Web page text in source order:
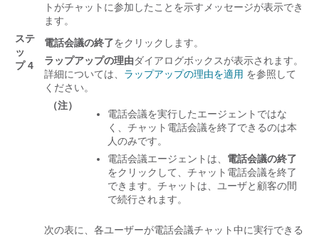
トがチャットに参加したことを示すメッセージが表示でき
ます。
ステ
ッ
プ 4
電話会議の終了をクリックします。
ラップアップの理由ダイアログボックスが表示されます。
詳細については、 ラップアップの理由を適用 を参照して
ください。
（注）
電話会議を実行したエージェントではな
く、チャット電話会議を終了できるのは本
人のみです。
電話会議エージェントは、 電話会議の終了
をクリックして、チャット電話会議を終了
できます。チャットは、ユーザと顧客の間
で続行されます。
次の表に、各ユーザーが電話会議チャット中に実行できる